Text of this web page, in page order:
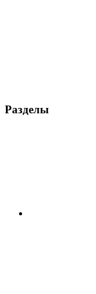
Разделы